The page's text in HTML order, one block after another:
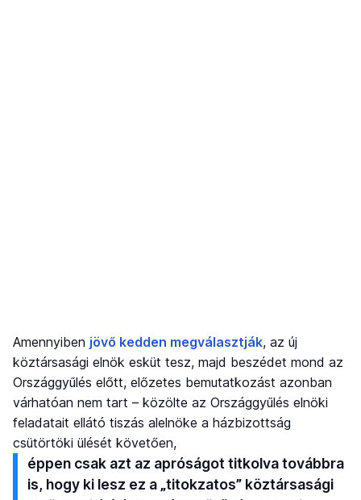
Amennyiben jövő kedden megválasztják, az új
köztársasági elnök esküt tesz, majd beszédet mond az
Országgyűlés előtt, előzetes bemutatkozást azonban
várhatóan nem tart – közölte az Országgyűlés elnöki
feladatait ellátó tiszás alelnöke a házbizottság
csütörtöki ülését követően,
éppen csak azt az apróságot titkolva továbbra
is, hogy ki lesz ez a „titokzatos” köztársasági